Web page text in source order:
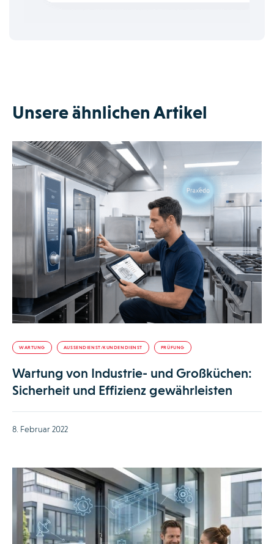
Unsere ähnlichen Artikel
WARTUNG AUSSENDIENST/KUNDENDIENST PRÜFUNG
Wartung von Industrie- und Großküchen:
Sicherheit und Effizienz gewährleisten
8. Februar 2022